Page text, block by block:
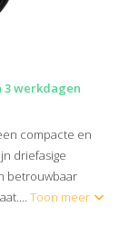
3 werkdagen
compacte en
driefasige
betrouwbaar
Toon meer